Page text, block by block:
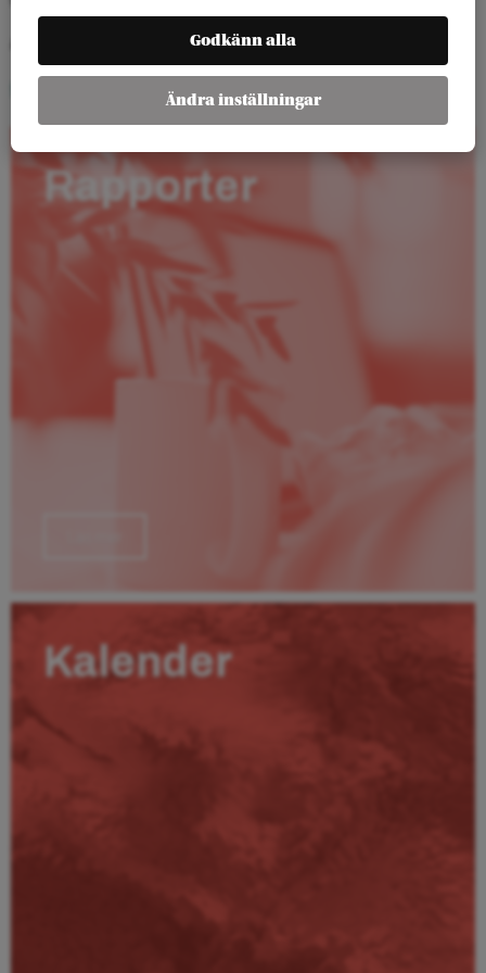
Arenagruppen, Barnhusgatan 4, Stockholm
Rapporter
Kalender
Godkänn alla
Ändra inställningar